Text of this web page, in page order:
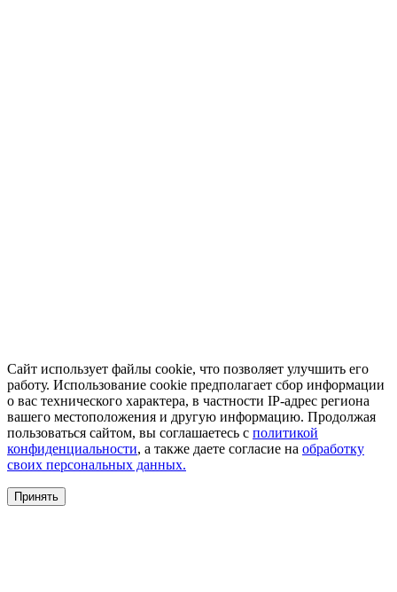
Сайт использует файлы cookie, что позволяет улучшить его
работу. Использование cookie предполагает сбор информации
о вас технического характера, в частности IP-адрес региона
вашего местоположения и другую информацию. Продолжая
пользоваться сайтом, вы соглашаетесь с политикой
конфиденциальности, а также даете согласие на обработку
своих персональных данных.
Принять